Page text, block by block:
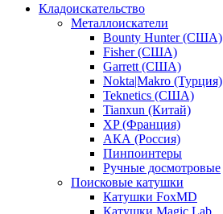
Кладоискательство
Металлоискатели
Bounty Hunter (США)
Fisher (США)
Garrett (США)
Nokta|Makro (Турция)
Teknetics (США)
Tianxun (Китай)
XP (Франция)
АКА (Россия)
Пинпоинтеры
Ручные досмотровые
Поисковые катушки
Катушки FoxMD
Катушки Magic Lab